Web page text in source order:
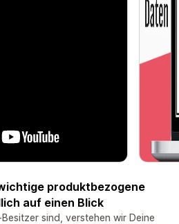
produktbezogene
auf einen Blick
sind, verstehen wir Deine